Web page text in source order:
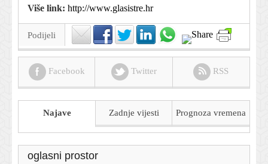
Više link: http://www.glasistre.hr
Podijeli
Facebook Twitter RSS
Najave Zadnje vijesti Prognoza vremena
oglasni prostor